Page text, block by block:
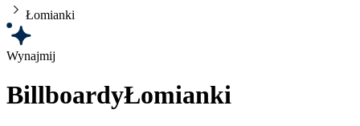
Łomianki
Wynajmij
BillboardyŁomianki